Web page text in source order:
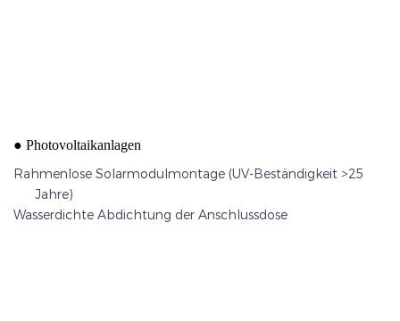
● ​Photovoltaikanlagen
Rahmenlose Solarmodulmontage (UV-Beständigkeit >25
Jahre)
Wasserdichte Abdichtung der Anschlussdose